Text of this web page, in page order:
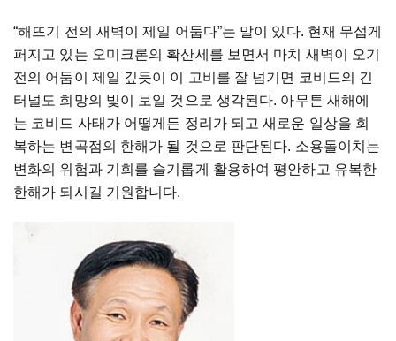
“해뜨기 전의 새벽이 제일 어둡다”는 말이 있다. 현재 무섭게
퍼지고 있는 오미크론의 확산세를 보면서 마치 새벽이 오기
전의 어둠이 제일 깊듯이 이 고비를 잘 넘기면 코비드의 긴
터널도 희망의 빛이 보일 것으로 생각된다. 아무튼 새해에
는 코비드 사태가 어떻게든 정리가 되고 새로운 일상을 회
복하는 변곡점의 한해가 될 것으로 판단된다. 소용돌이치는
변화의 위험과 기회를 슬기롭게 활용하여 평안하고 유복한
한해가 되시길 기원합니다.